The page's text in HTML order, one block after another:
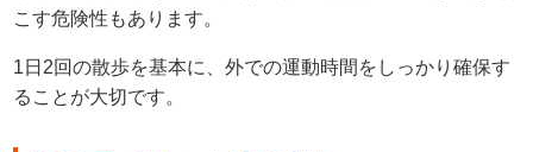
こす危険性もあります。
1日2回の散歩を基本に、外での運動時間をしっかり確保す
ることが大切です。